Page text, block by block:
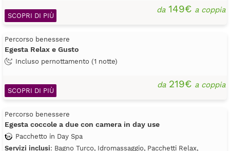
da149€ a coppia
SCOPRI DI PIÙ
Percorso benessere
Egesta Relax e Gusto
Incluso pernottamento (1 notte)
da219€ a coppia
SCOPRI DI PIÙ
Percorso benessere
Egesta coccole a due con camera in day use
Pacchetto in Day Spa
Servizi inclusi: Bagno Turco, Idromassaggio, Pacchetti Relax,